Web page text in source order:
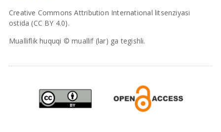
Creative Commons Attribution International litsenziyasi
ostida (CC BY 4.0).
Mualliflik huquqi © muallif (lar) ga tegishli.